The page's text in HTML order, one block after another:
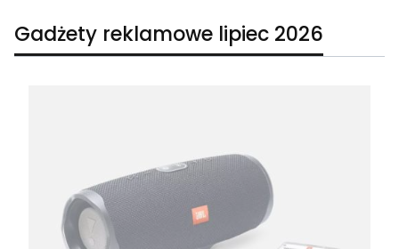
Gadżety reklamowe lipiec 2026